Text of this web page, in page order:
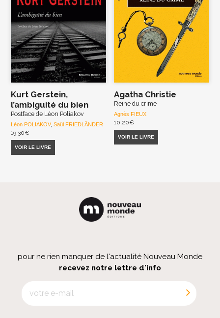
Kurt Gerstein,
l’ambiguité du bien
Postface de Léon Poliakov
Léon POLIAKOV,Saül FRIEDLÄNDER
19,30€
VOIR LE LIVRE
Agatha Christie
Reine du crime
Agnès FIEUX
10,20€
VOIR LE LIVRE
pour ne rien manquer de l'actualité Nouveau Monde
recevez notre lettre d'info